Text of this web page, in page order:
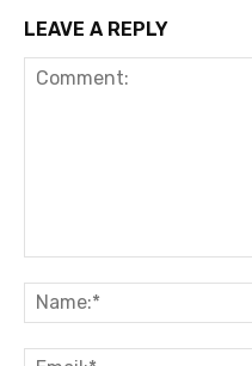
LEAVE A REPLY